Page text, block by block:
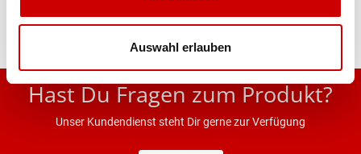
Auswahl erlauben
* UVP des Herstellers; Alle Preisangaben inkl. MwSt.
Hast Du Fragen zum Produkt?
Unser Kundendienst steht Dir gerne zur Verfügung